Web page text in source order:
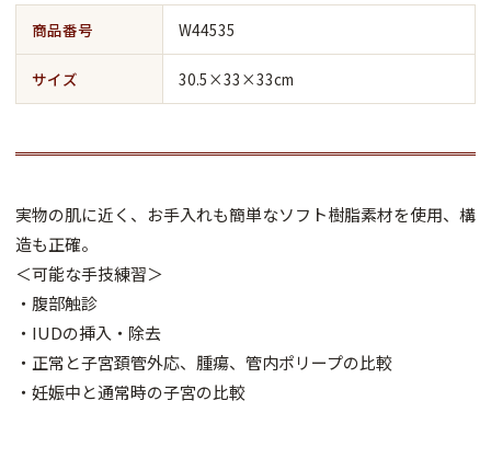
商品番号 W44535
サイズ 30.5×33×33cm
実物の肌に近く、お手入れも簡単なソフト樹脂素材を使用、構
造も正確。
＜可能な手技練習＞
・腹部触診
・IUDの挿入・除去
・正常と子宮頚管外応、腫瘍、管内ポリープの比較
・妊娠中と通常時の子宮の比較